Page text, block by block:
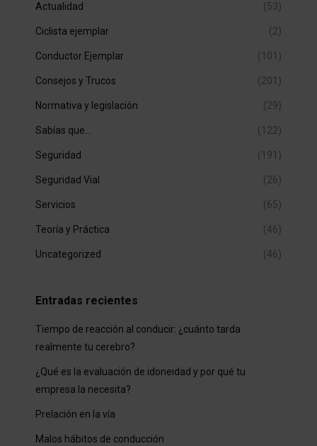
Actualidad (53)
Ciclista ejemplar (2)
Conductor Ejemplar (101)
Consejos y Trucos (201)
Normativa y legislación (29)
Sabías que… (122)
Seguridad (191)
Seguridad Vial (26)
Servicios (65)
Teoría y Práctica (46)
Uncategorized (46)
Entradas recientes
Tiempo de reacción al conducir: ¿cuánto tarda
realmente tu cerebro?
¿Qué es la evaluación de idoneidad y por qué tu
empresa la necesita?
Prelación en la vía
Malos hábitos de conducción